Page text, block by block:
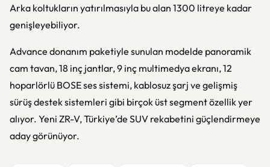
Arka koltukların yatırılmasıyla bu alan 1300 litreye kadar
genişleyebiliyor.
Advance donanım paketiyle sunulan modelde panoramik
cam tavan, 18 inç jantlar, 9 inç multimedya ekranı, 12
hoparlörlü BOSE ses sistemi, kablosuz şarj ve gelişmiş
sürüş destek sistemleri gibi birçok üst segment özellik yer
alıyor. Yeni ZR-V, Türkiye’de SUV rekabetini güçlendirmeye
aday görünüyor.